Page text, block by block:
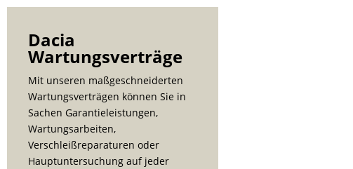
Dacia
Wartungsverträge
Mit unseren maßgeschneiderten
Wartungsverträgen können Sie in
Sachen Garantieleistungen,
Wartungsarbeiten,
Verschleißreparaturen oder
Hauptuntersuchung auf jeder